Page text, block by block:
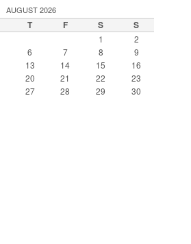
AUGUST 2026
T F S S
1
2
6 7 8
9
13 14 15
16
20 21 22
23
27 28 29
30